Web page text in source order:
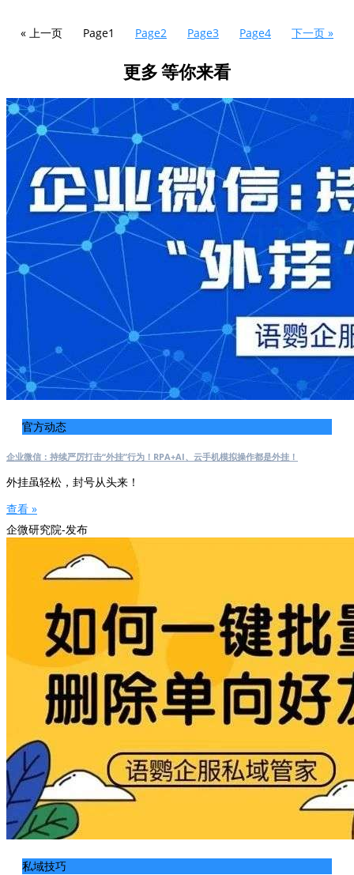
« 上一页 Page1 Page2 Page3 Page4 下一页 »
更多等你来看
官方动态
企业微信：持续严厉打击“外挂”行为！RPA+AI、云手机模拟操作都是外挂！
外挂虽轻松，封号从头来！
查看 »
企微研究院-发布
私域技巧